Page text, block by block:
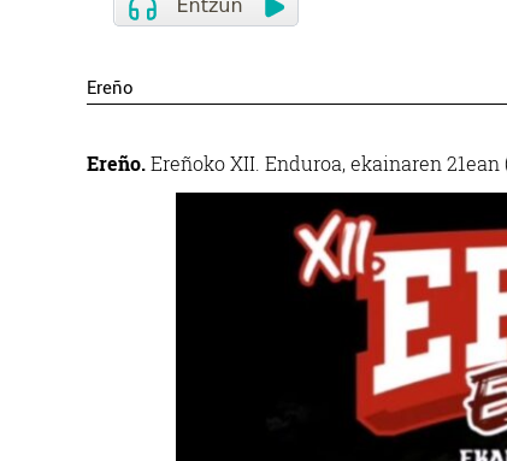
Ereño
Ereño.Ereñoko XII. Enduroa, ekainaren 21ean